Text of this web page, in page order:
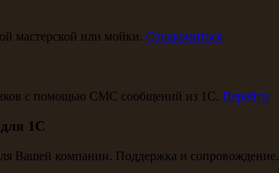
мастерской или мойки. Ознакомиться
с помощью СМС сообщений из 1С. Перейти
1С
Вашей компании. Поддержка и сопровождение.